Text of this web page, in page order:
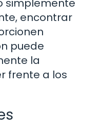
simplemente
encontrar
puede
la
frente a los